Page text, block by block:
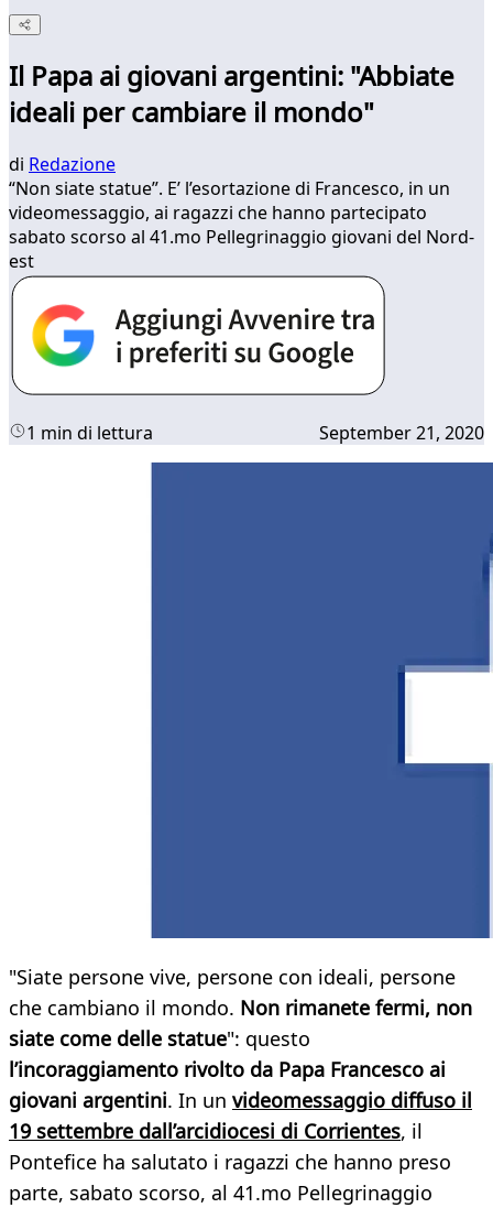
Il Papa ai giovani argentini: "Abbiate
ideali per cambiare il mondo"
di Redazione
“Non siate statue”. E’ l’esortazione di Francesco, in un
videomessaggio, ai ragazzi che hanno partecipato
sabato scorso al 41.mo Pellegrinaggio giovani del Nord-
est
1 min di lettura September 21, 2020
"Siate persone vive, persone con ideali, persone
che cambiano il mondo. Non rimanete fermi, non
siate come delle statue": questo
l’incoraggiamento rivolto da Papa Francesco ai
giovani argentini. In un videomessaggio diffuso il
19 settembre dall’arcidiocesi di Corrientes, il
Pontefice ha salutato i ragazzi che hanno preso
parte, sabato scorso, al 41.mo Pellegrinaggio